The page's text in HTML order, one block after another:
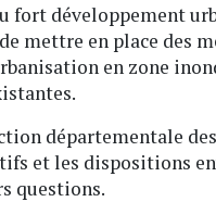
fort développement
mettre en place des
en zone
départementale
et les dispositions
questions.